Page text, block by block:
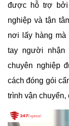
được hỗ trợ bởi
nghiệp và tận
nơi lấy hàng mà
tay người
chuyên nghiệp
cách đóng gói
trình vận chuyển,